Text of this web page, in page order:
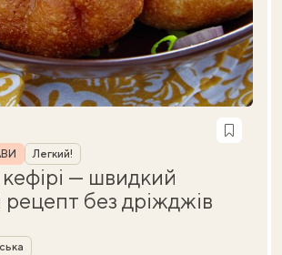
Легкий!
кефірі — швидкий
рецепт без дріжджів